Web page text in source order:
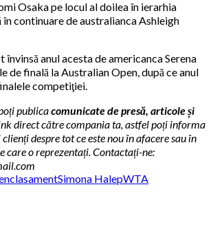
Osaka pe locul al doilea în ierarhia
continuare de australianca Ashleigh
învinsă anul acesta de americanca Serena
de finală la Australian Open, după ce anul
competiţiei.
publicacomunicate de presă, articole și
direct către compania ta, astfel poți informa
despre tot ce este nou în afacere sau în
care o reprezentați. Contactați-ne:
clasamentSimona HalepWTA